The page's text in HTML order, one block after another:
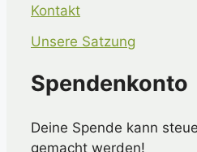
Kontakt
Unsere Satzung
Spendenkonto
Deine Spende kann
gemacht werden!